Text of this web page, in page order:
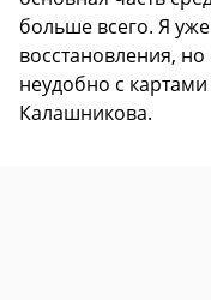
больше всего. Я
восстановления,
неудобно с
Калашникова.